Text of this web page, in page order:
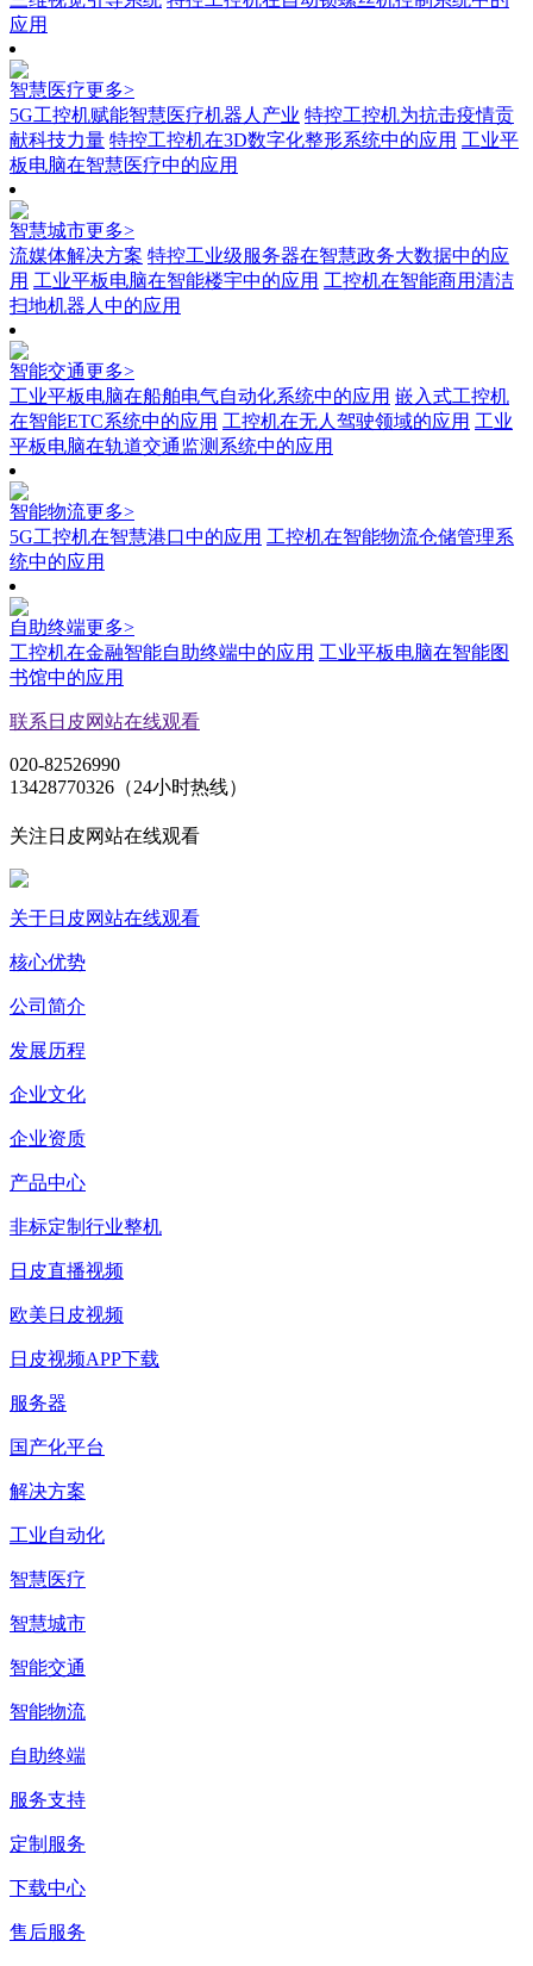
应用
智慧医疗更多>
5G工控机赋能智慧医疗机器人产业 特控工控机为抗击疫情贡
献科技力量 特控工控机在3D数字化整形系统中的应用 工业平
板电脑在智慧医疗中的应用
智慧城市更多>
流媒体解决方案 特控工业级服务器在智慧政务大数据中的应
用 工业平板电脑在智能楼宇中的应用 工控机在智能商用清洁
扫地机器人中的应用
智能交通更多>
工业平板电脑在船舶电气自动化系统中的应用 嵌入式工控机
在智能ETC系统中的应用 工控机在无人驾驶领域的应用 工业
平板电脑在轨道交通监测系统中的应用
智能物流更多>
5G工控机在智慧港口中的应用 工控机在智能物流仓储管理系
统中的应用
自助终端更多>
工控机在金融智能自助终端中的应用 工业平板电脑在智能图
书馆中的应用
联系日皮网站在线观看
020-82526990
13428770326（24小时热线）
关注日皮网站在线观看
关于日皮网站在线观看
核心优势
公司简介
发展历程
企业文化
企业资质
产品中心
非标定制行业整机
日皮直播视频
欧美日皮视频
日皮视频APP下载
服务器
国产化平台
解决方案
工业自动化
智慧医疗
智慧城市
智能交通
智能物流
自助终端
服务支持
定制服务
下载中心
售后服务